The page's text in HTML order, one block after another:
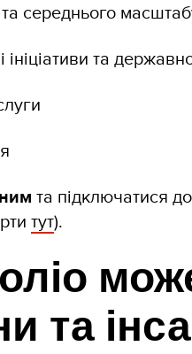
та середнього
та
та підключатися до
тут).
та